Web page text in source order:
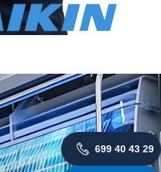
699 40 43 29